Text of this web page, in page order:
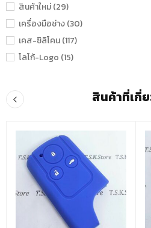
สินค้าใหม่ (29)
เครื่องมือช่าง (30)
เคส-ซิลิโคน (117)
โลโก้-Logo (15)
สินค้าที่เกี่